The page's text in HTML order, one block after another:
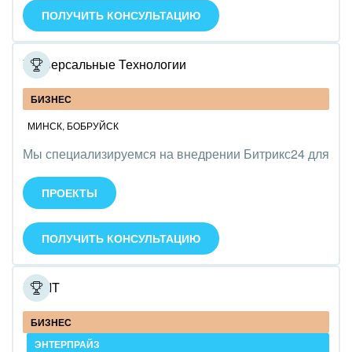
Ювелирное дело
Юриспруденция
ПОЛУЧИТЬ КОНСУЛЬТАЦИЮ
Универсальные Технологии
БИЗНЕС
МИНСК, БОБРУЙСК
Мы специализируемся на внедрении Битрикс24 для
Оказываем услуги по настройке, интеграции и
обучению сотрудников. Команда - 12 человек.
ПРОЕКТЫ
ПОЛУЧИТЬ КОНСУЛЬТАЦИЮ
NewIT
БИЗНЕС
ЭНТЕРПРАЙЗ